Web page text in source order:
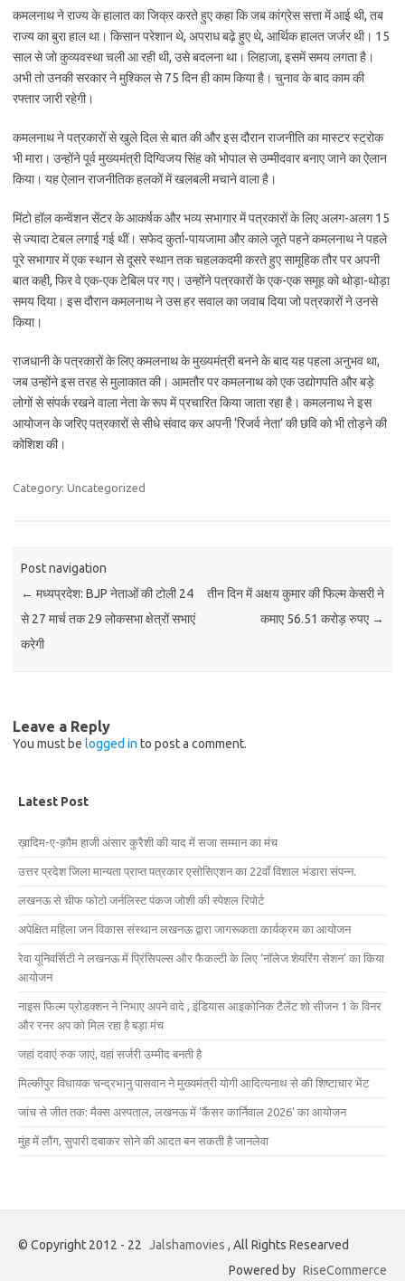
कमलनाथ ने राज्य के हालात का जिक्र करते हुए कहा कि जब कांग्रेस सत्ता में आई थी, तब
राज्य का बुरा हाल था। किसान परेशान थे, अपराध बढ़े हुए थे, आर्थिक हालत जर्जर थी। 15
साल से जो कुव्यवस्था चली आ रही थी, उसे बदलना था। लिहाजा, इसमें समय लगता है।
अभी तो उनकी सरकार ने मुश्किल से 75 दिन ही काम किया है। चुनाव के बाद काम की
रफ्तार जारी रहेगी।
कमलनाथ ने पत्रकारों से खुले दिल से बात की और इस दौरान राजनीति का मास्टर स्ट्रोक
भी मारा। उन्होंने पूर्व मुख्यमंत्री दिग्विजय सिंह को भोपाल से उम्मीदवार बनाए जाने का ऐलान
किया। यह ऐलान राजनीतिक हलकों में खलबली मचाने वाला है।
मिंटो हॉल कन्वेंशन सेंटर के आकर्षक और भव्य सभागार में पत्रकारों के लिए अलग-अलग 15
से ज्यादा टेबल लगाई गई थीं। सफेद कुर्ता-पायजामा और काले जूते पहने कमलनाथ ने पहले
पूरे सभागार में एक स्थान से दूसरे स्थान तक चहलकदमी करते हुए सामूहिक तौर पर अपनी
बात कही, फिर वे एक-एक टेबिल पर गए। उन्होंने पत्रकारों के एक-एक समूह को थोड़ा-थोड़ा
समय दिया। इस दौरान कमलनाथ ने उस हर सवाल का जवाब दिया जो पत्रकारों ने उनसे
किया।
राजधानी के पत्रकारों के लिए कमलनाथ के मुख्यमंत्री बनने के बाद यह पहला अनुभव था,
जब उन्होंने इस तरह से मुलाकात की। आमतौर पर कमलनाथ को एक उद्योगपति और बड़े
लोगों से संपर्क रखने वाला नेता के रूप में प्रचारित किया जाता रहा है। कमलनाथ ने इस
आयोजन के जरिए पत्रकारों से सीधे संवाद कर अपनी ‘रिजर्व नेता’ की छवि को भी तोड़ने की
कोशिश की।
Category: Uncategorized
Post navigation
← मध्यप्रदेश: BJP नेताओं की टोली 24
से 27 मार्च तक 29 लोकसभा क्षेत्रों सभाएं
करेगी
तीन दिन में अक्षय कुमार की फिल्म केसरी ने
कमाए 56.51 करोड़ रुपए →
Leave a Reply
You must be logged in to post a comment.
Latest Post
ख़ादिम-ए-क़ौम हाजी अंसार कुरैशी की याद में सजा सम्मान का मंच
उत्तर प्रदेश जिला मान्यता प्राप्त पत्रकार एसोसिएशन का 22वाँ विशाल भंडारा संपन्न.
लखनऊ से चीफ फोटो जर्नलिस्ट पंकज जोशी की स्पेशल रिपोर्ट
अपेक्षित महिला जन विकास संस्थान लखनऊ द्वारा जागरूकता कार्यक्रम का आयोजन
रेवा यूनिवर्सिटी ने लखनऊ में प्रिंसिपल्स और फैकल्टी के लिए ‘नॉलेज शेयरिंग सेशन’ का किया
आयोजन
नाइस फिल्म प्रोडक्शन ने निभाए अपने वादे , इंडियास आइकोनिक टैलेंट शो सीजन 1 के विनर
और रनर अप को मिल रहा है बड़ा मंच
जहां दवाएं रुक जाएं, वहां सर्जरी उम्मीद बनती है
मिल्कीपुर विधायक चन्द्रभानु पासवान ने मुख्यमंत्री योगी आदित्यनाथ से की शिष्टाचार भेंट
जांच से जीत तक: मैक्स अस्पताल, लखनऊ में ‘कैंसर कार्निवाल 2026’ का आयोजन
मुंह में लौंग, सुपारी दबाकर सोने की आदत बन सकती है जानलेवा
© Copyright 2012 - 22 Jalshamovies , All Rights Researved
Powered by RiseCommerce